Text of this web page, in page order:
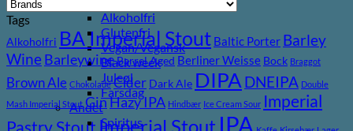
Alkoholfri
Glutenfri
Vegan/Vegansk
Black week
Juleøl
Farsdag
Andet
Spiritus
Tags
Alkoholfri BA Imperial Stout Baltic Porter Barley
Wine BarleywineBarrel Aged Berliner Weisse Bock Braggot
Brown Ale Chokolade Cider Dark Ale DIPA DNEIPA Double
Mash Imperial Stout GinHazy IPA Hindbær Ice Cream Sour Imperial
Pastry Stout Imperial Stout IPA